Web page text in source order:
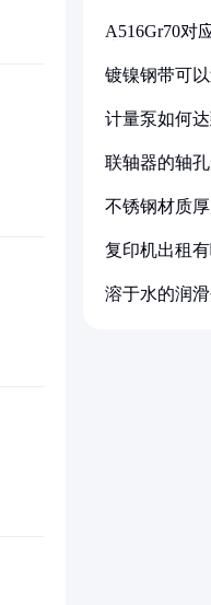
A516Gr70对
镀镍钢带可
计量泵如何
联轴器的轴
不锈钢材质
复印机出租
溶于水的润